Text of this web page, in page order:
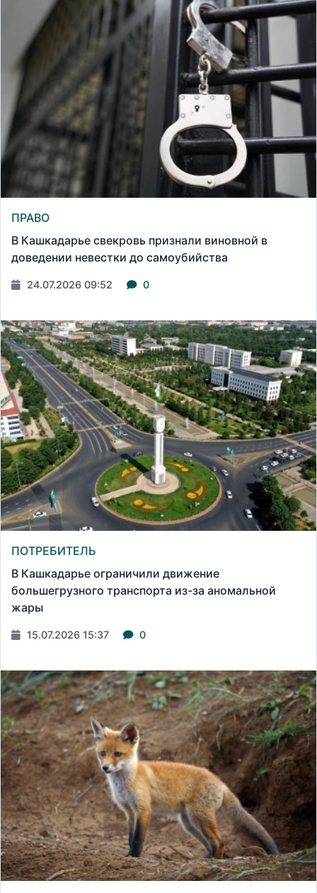
ПРАВО
В Кашкадарье свекровь признали виновной в
доведении невестки до самоубийства
24.07.2026 09:52 0
ПОТРЕБИТЕЛЬ
В Кашкадарье ограничили движение
большегрузного транспорта из-за аномальной
жары
15.07.2026 15:37 0